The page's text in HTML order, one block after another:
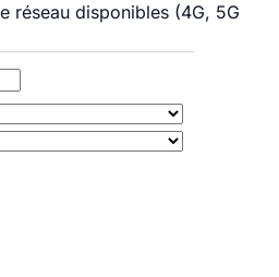
réseau disponibles (4G, 5G